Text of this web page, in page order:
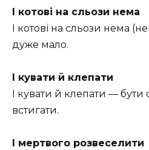
І котові на сльози нема
І котові на сльози нема
дуже мало.
І кувати й клепати
І кувати й клепати —
встигати.
І мертвого розвеселити